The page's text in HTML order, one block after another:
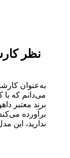
نظر
به‌عنوان
می‌دانم که
برند معتبر
برآورده
ندارید، این